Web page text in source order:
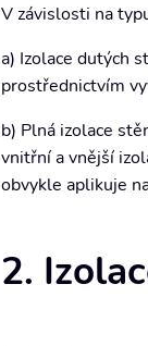
V závislosti na
a) Izolace dutých
prostřednictvím
b) Plná izolace
vnitřní a vnější
obvykle aplikuje
2.